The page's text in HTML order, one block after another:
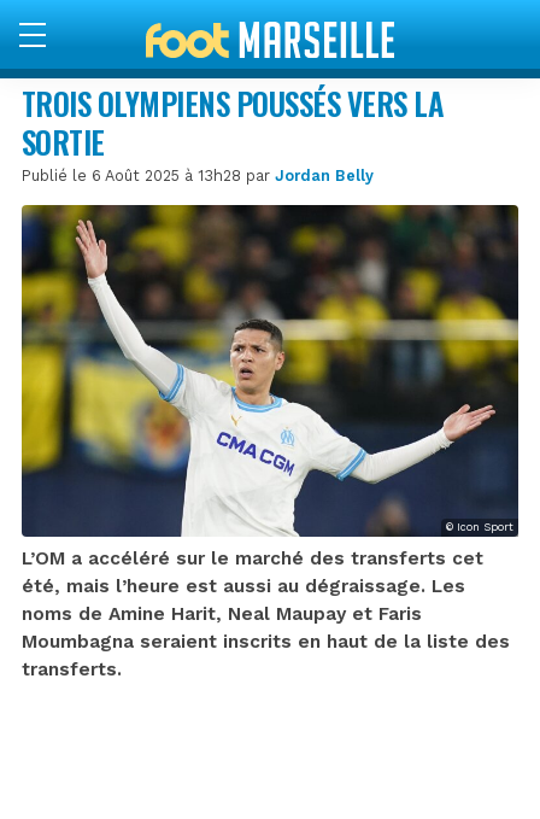
TROIS OLYMPIENS POUSSÉS VERS LA
SORTIE
Publié le 6 Août 2025 à 13h28 par Jordan Belly
© Icon Sport
L’OM a accéléré sur le marché des transferts cet
été, mais l’heure est aussi au dégraissage. Les
noms de Amine Harit, Neal Maupay et Faris
Moumbagna seraient inscrits en haut de la liste des
transferts.